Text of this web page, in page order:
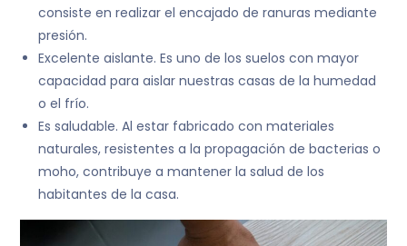
consiste en realizar el encajado de ranuras mediante
presión.
Excelente aislante. Es uno de los suelos con mayor
capacidad para aislar nuestras casas de la humedad
o el frío.
Es saludable. Al estar fabricado con materiales
naturales, resistentes a la propagación de bacterias o
moho, contribuye a mantener la salud de los
habitantes de la casa.